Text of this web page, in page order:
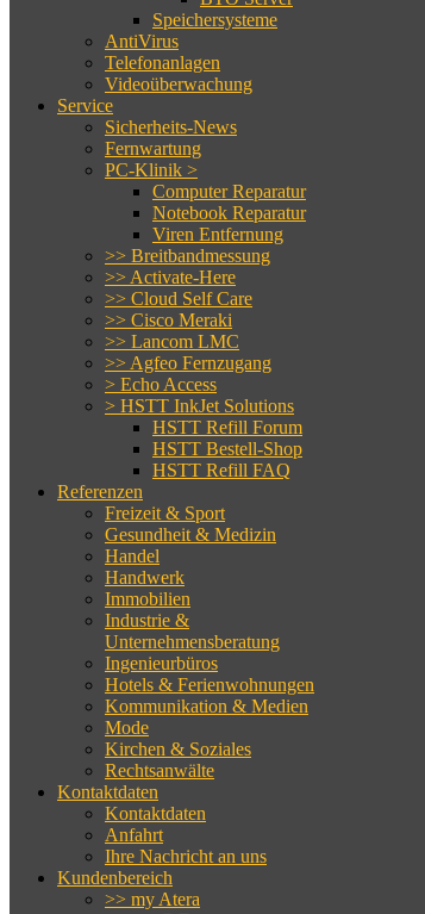
Speichersysteme
AntiVirus
Telefonanlagen
Videoüberwachung
Service
Sicherheits-News
Fernwartung
PC-Klinik >
Computer Reparatur
Notebook Reparatur
Viren Entfernung
>> Breitbandmessung
>> Activate-Here
>> Cloud Self Care
>> Cisco Meraki
>> Lancom LMC
>> Agfeo Fernzugang
> Echo Access
> HSTT InkJet Solutions
HSTT Refill Forum
HSTT Bestell-Shop
HSTT Refill FAQ
Referenzen
Freizeit & Sport
Gesundheit & Medizin
Handel
Handwerk
Immobilien
Industrie &
Unternehmensberatung
Ingenieurbüros
Hotels & Ferienwohnungen
Kommunikation & Medien
Mode
Kirchen & Soziales
Rechtsanwälte
Kontaktdaten
Kontaktdaten
Anfahrt
Ihre Nachricht an uns
Kundenbereich
>> my Atera